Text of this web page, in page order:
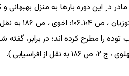
ملکی ،
از افراسیابی ).